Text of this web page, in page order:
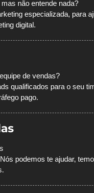
não entende nada?
especializada, para
digital.
de vendas?
qualificados para o seu
pago.
podemos te ajudar,